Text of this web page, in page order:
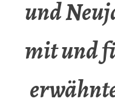
und
mit und